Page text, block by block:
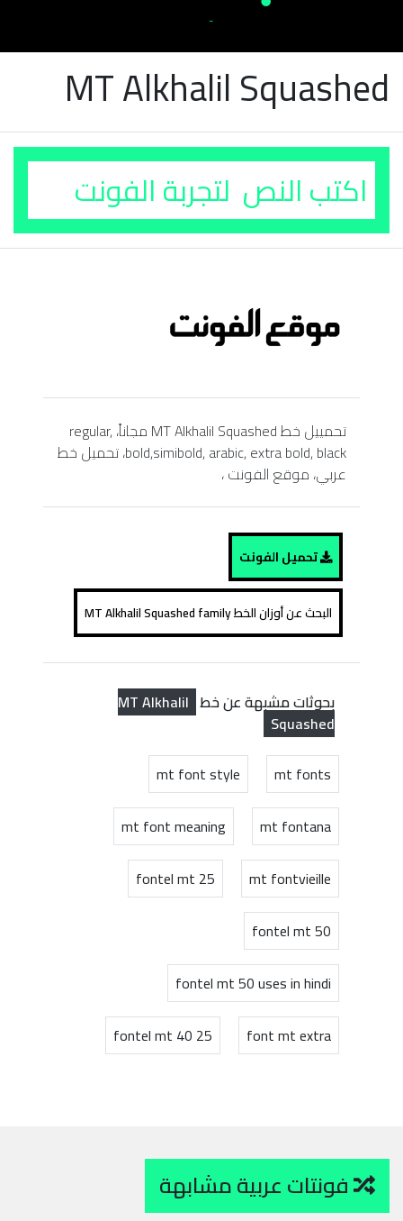
MT Alkhalil Squashed
تحمييل خط MT Alkhalil Squashed مجاناً، regular,
bold,simibold, arabic, extra bold, black، تحميل خط
عربي، موقع الفونت ،
تحميل الفونت
البحث عن أوزان الخط MT Alkhalil Squashed family
بحوثات مشبهة عن خط MT Alkhalil
Squashed
mt fonts
mt font style
mt fontana
mt font meaning
mt fontvieille
fontel mt 25
fontel mt 50
fontel mt 50 uses in hindi
font mt extra
fontel mt 40 25